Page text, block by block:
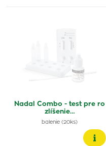
Nadal Combo - test pre ro
zlíšenie…
balenie (20ks)